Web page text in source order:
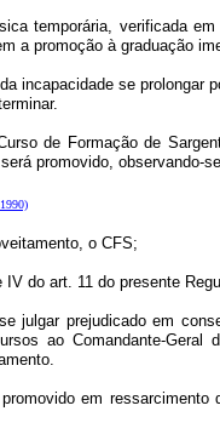
temporária, verificada
a promoção à graduação
incapacidade se prolongar
de Formação de
promovido, observando-
o CFS;
IV do art. 11 do presente
julgar prejudicado em
ao Comandante-Geral
em ressarcimento